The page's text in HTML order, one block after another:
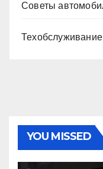
Советы
YOU MISSED